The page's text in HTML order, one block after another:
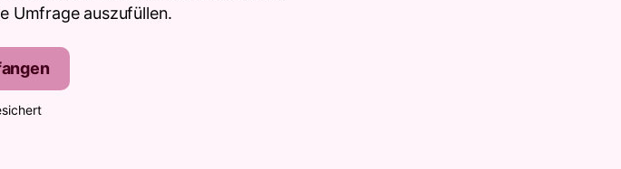
Umfrage auszufüllen.